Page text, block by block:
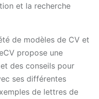
et la recherche
de modèles de CV et
propose une
des conseils pour
ses différentes
de lettres de